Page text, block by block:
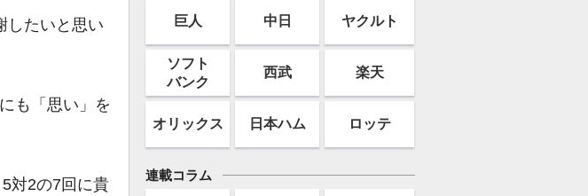
したいと思い
も「思い」を
対2の7回に貴
巨人 中日 ヤクルト
ソフト
バンク
西武 楽天
オリックス 日本ハム ロッテ
連載コラム